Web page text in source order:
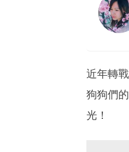
近年轉
狗狗們
光！